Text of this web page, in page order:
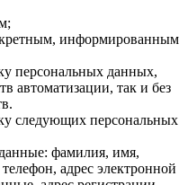
информированным
персональных данных,
автоматизации, так и без
следующих персональных
фамилия, имя,
адрес электронной